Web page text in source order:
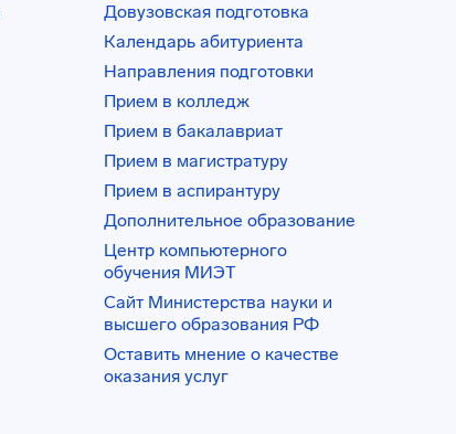
Довузовская подготовка
Календарь абитуриента
Направления подготовки
Прием в колледж
Прием в бакалавриат
Прием в магистратуру
Прием в аспирантуру
Дополнительное образование
Центр компьютерного
обучения МИЭТ
Сайт Министерства науки и
высшего образования РФ
Оставить мнение о качестве
оказания услуг